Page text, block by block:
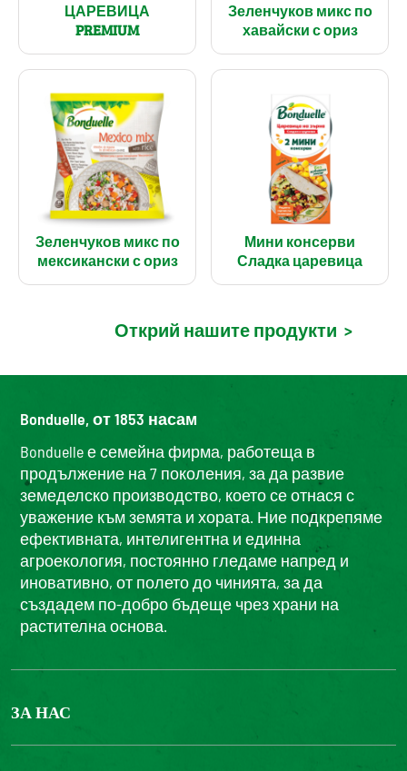
ЦАРЕВИЦА
PREMIUM
Зеленчуков микс по
хавайски с ориз
Зеленчуков микс по
мексикански с ориз
Мини консерви
Сладка царевица
Открий нашите продукти >
Bonduelle, от 1853 насам
Bonduelle е семейна фирма, работеща в
продължение на 7 поколения, за да развие
земеделско производство, което се отнася с
уважение към земята и хората. Ние подкрепяме
ефективната, интелигентна и единна
агроекология, постоянно гледаме напред и
иновативно, от полето до чинията, за да
създадем по-добро бъдеще чрез храни на
растителна основа.
ЗА НАС
БОНДЮЕЛ ГРУП